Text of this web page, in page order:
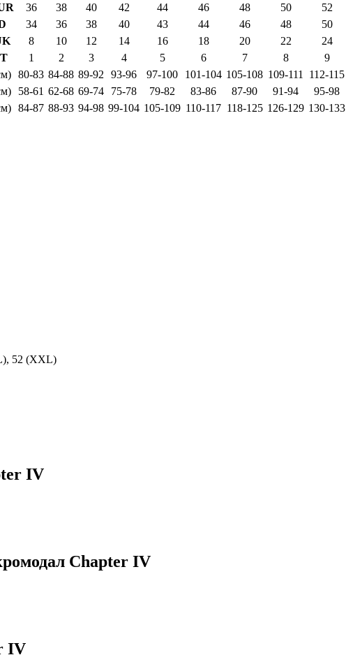
36 38 40 42 44 46 48 50
52
34 36 38 40 43 44 46 48
50
8 10 12 14 16 18 20 22
24
1 2 3 4 5 6 7 8
9
80-83 84-88 89-92 93-96 97-100 101-104 105-108 109-111
112-115
58-61 62-68 69-74 75-78 79-82 83-86 87-90 91-94
95-98
84-87 88-93 94-98 99-104 105-109 110-117 118-125 126-129 130-133
52 (XXL)
IV
Chapter IV
IV